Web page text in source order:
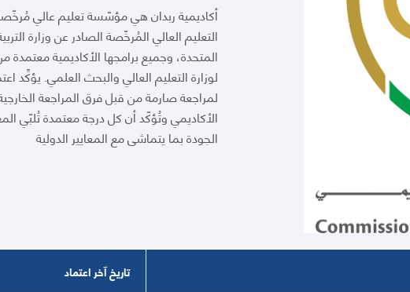
أكاديمية ربدان هي مؤسّسة تعليم عالي
التعليم العالي المُرخّصة الصادر عن وزارة
المتحدة، وجميع برامجها الأكاديمية معتمدة
لوزارة التعليم العالي والبحث العلمي. يؤكِّد
لمراجعة صارمة من قبل فرق المراجعة
الأكاديمي وتُؤكّد أن كل درجة معتمدة تُلبّي
الجودة بما يتماشى مع المعايير الدولية
تاريخ آخر اعتماد